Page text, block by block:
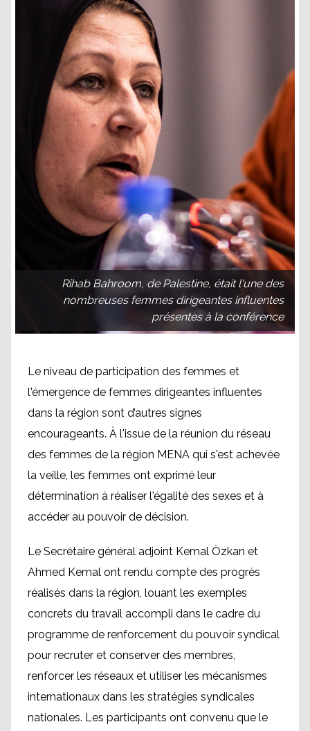
Rihab Bahroom, de Palestine, était l'une des
nombreuses femmes dirigeantes influentes
présentes à la conférence
Le niveau de participation des femmes et
l'émergence de femmes dirigeantes influentes
dans la région sont d’autres signes
encourageants. À l'issue de la réunion du réseau
des femmes de la région MENA qui s'est achevée
la veille, les femmes ont exprimé leur
détermination à réaliser l'égalité des sexes et à
accéder au pouvoir de décision.
Le Secrétaire général adjoint Kemal Özkan et
Ahmed Kemal ont rendu compte des progrès
réalisés dans la région, louant les exemples
concrets du travail accompli dans le cadre du
programme de renforcement du pouvoir syndical
pour recruter et conserver des membres,
renforcer les réseaux et utiliser les mécanismes
internationaux dans les stratégies syndicales
nationales. Les participants ont convenu que le